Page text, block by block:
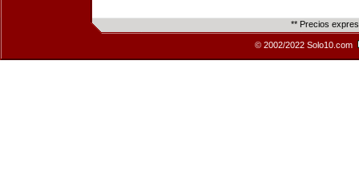
** Precios
© 2002/2022 Solo10.com